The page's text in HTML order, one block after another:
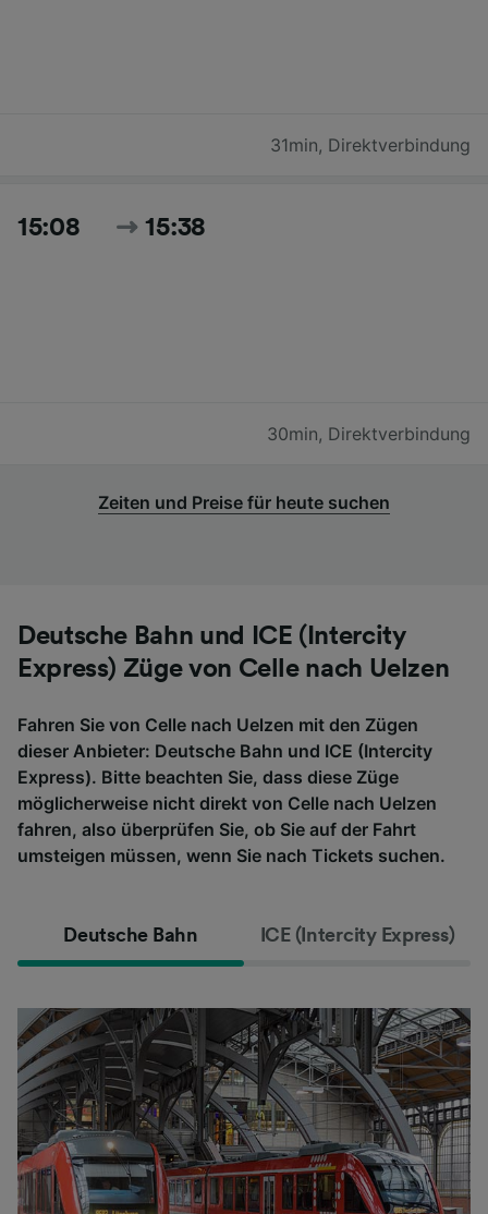
31min, Direktverbindung
15:08 15:38
30min, Direktverbindung
Zeiten und Preise für heute suchen
Deutsche Bahn und ICE (Intercity
Express) Züge von Celle nach Uelzen
Fahren Sie von Celle nach Uelzen mit den Zügen
dieser Anbieter: Deutsche Bahn und ICE (Intercity
Express). Bitte beachten Sie, dass diese Züge
möglicherweise nicht direkt von Celle nach Uelzen
fahren, also überprüfen Sie, ob Sie auf der Fahrt
umsteigen müssen, wenn Sie nach Tickets suchen.
Deutsche Bahn ICE (Intercity Express)